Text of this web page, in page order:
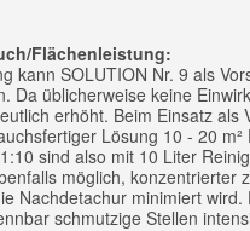
Flächenleistung:
kann SOLUTION Nr. 9 als
Da üblicherweise keine
erhöht. Beim Einsatz als
Lösung 10 - 20
sind also mit 10 Liter
möglich, konzentrierter
Nachdetachur minimiert wird.
schmutzige Stellen